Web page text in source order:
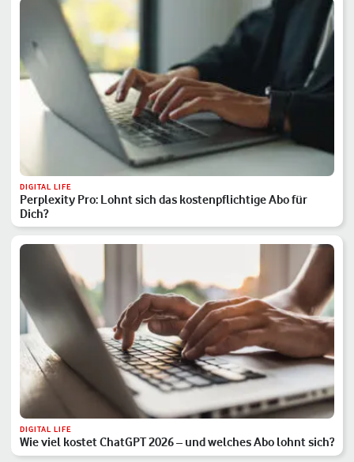
DIGITAL LIFE
Perplexity Pro: Lohnt sich das kostenpflichtige Abo für
Dich?
DIGITAL LIFE
Wie viel kostet ChatGPT 2026 – und welches Abo lohnt sich?